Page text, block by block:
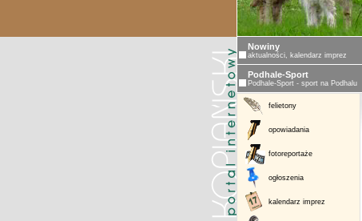
Nowiny
aktualności, kalendarz imprez
Podhale-Sport
Podhale-Sport - sport na Podhalu
felietony
opowiadania
fotoreportaże
ogłoszenia
kalendarz imprez